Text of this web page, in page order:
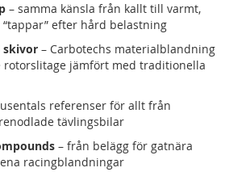
– samma känsla från kallt till varmt,
efter hård belastning
skivor – Carbotechs materialblandning
rotorslitage jämfört med traditionella
referenser för allt från
tävlingsbilar
– från belägg för gatnära
racingblandningar